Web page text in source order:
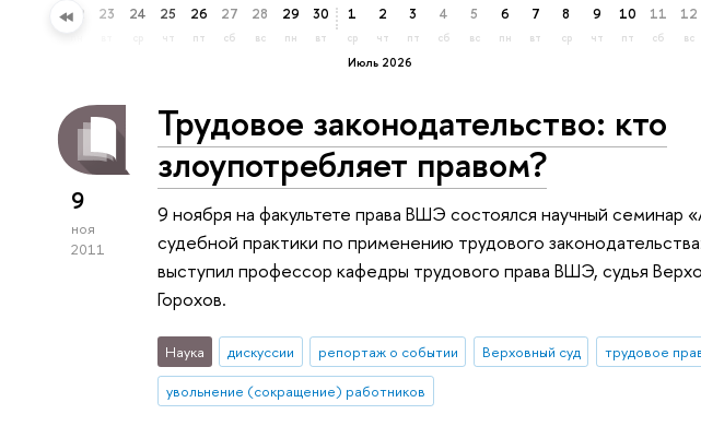
22 23 24 25
чт
26
пт
27
сб
28
вс
29
пн
30
вт
Июль 2026
1
ср
2
чт
3
пт
4
сб
5
вс
6
пн
7
вт
8
ср
9
чт
10
пт
11
сб
12
вс
9
ноя
2011
Трудовое законодательство: кто
злоупотребляет правом?
9 ноября на факультете права ВШЭ состоялся научный семинар
судебной практики по применению трудового
выступил профессор кафедры трудового права ВШЭ, судья
Горохов.
Наука дискуссии репортаж о событии Верховный суд
трудовое
увольнение (сокращение) работников